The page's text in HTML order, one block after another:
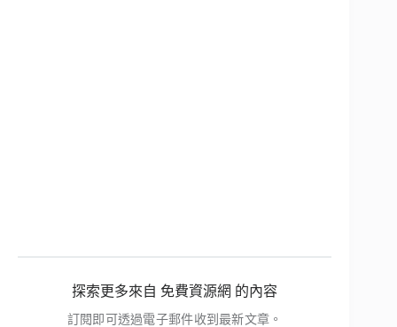
探索更多來自 免費資源網 的內容
訂閱即可透過電子郵件收到最新文章。